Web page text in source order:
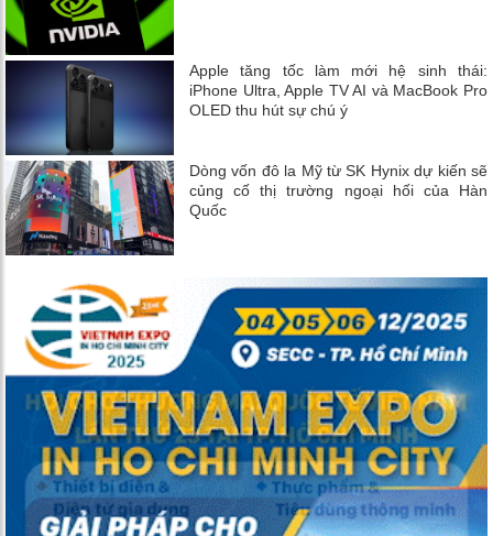
Apple tăng tốc làm mới hệ sinh thái:
iPhone Ultra, Apple TV AI và MacBook Pro
OLED thu hút sự chú ý
Dòng vốn đô la Mỹ từ SK Hynix dự kiến ​​sẽ
củng cố thị trường ngoại hối của Hàn
Quốc